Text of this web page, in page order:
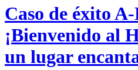
Caso de éxito
¡Bienvenido al
un lugar